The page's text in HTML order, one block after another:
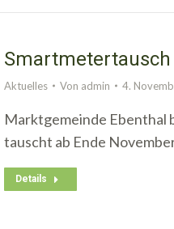
Smartmetertausch
Aktuelles Von admin 4.
Marktgemeinde Ebenthal
tauscht ab Ende
Details